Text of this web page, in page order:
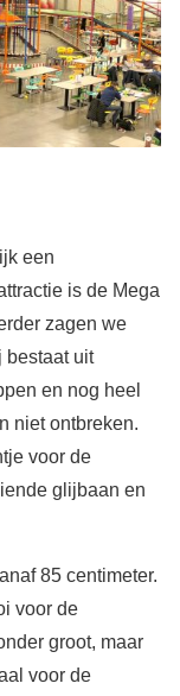
een
is de Mega
zagen we
bestaat uit
en nog heel
niet ontbreken.
voor de
glijbaan en
85 centimeter.
voor de
groot, maar
voor de